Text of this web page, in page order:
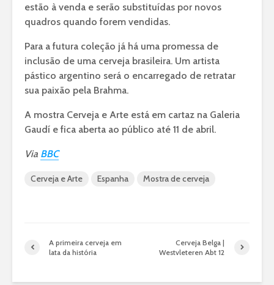
estão à venda e serão substituídas por novos
quadros quando forem vendidas.
Para a futura coleção já há uma promessa de
inclusão de uma cerveja brasileira. Um artista
pástico argentino será o encarregado de retratar
sua paixão pela Brahma.
A mostra Cerveja e Arte está em cartaz na Galeria
Gaudí e fica aberta ao público até 11 de abril.
Via BBC
Cerveja e Arte Espanha Mostra de cerveja
A primeira cerveja em
lata da história
Cerveja Belga |
Westvleteren Abt 12